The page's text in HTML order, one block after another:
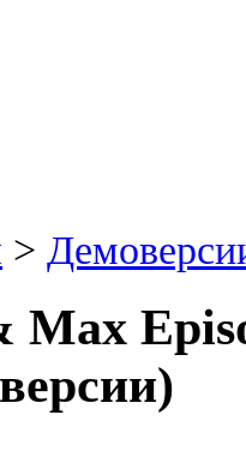
>
Max